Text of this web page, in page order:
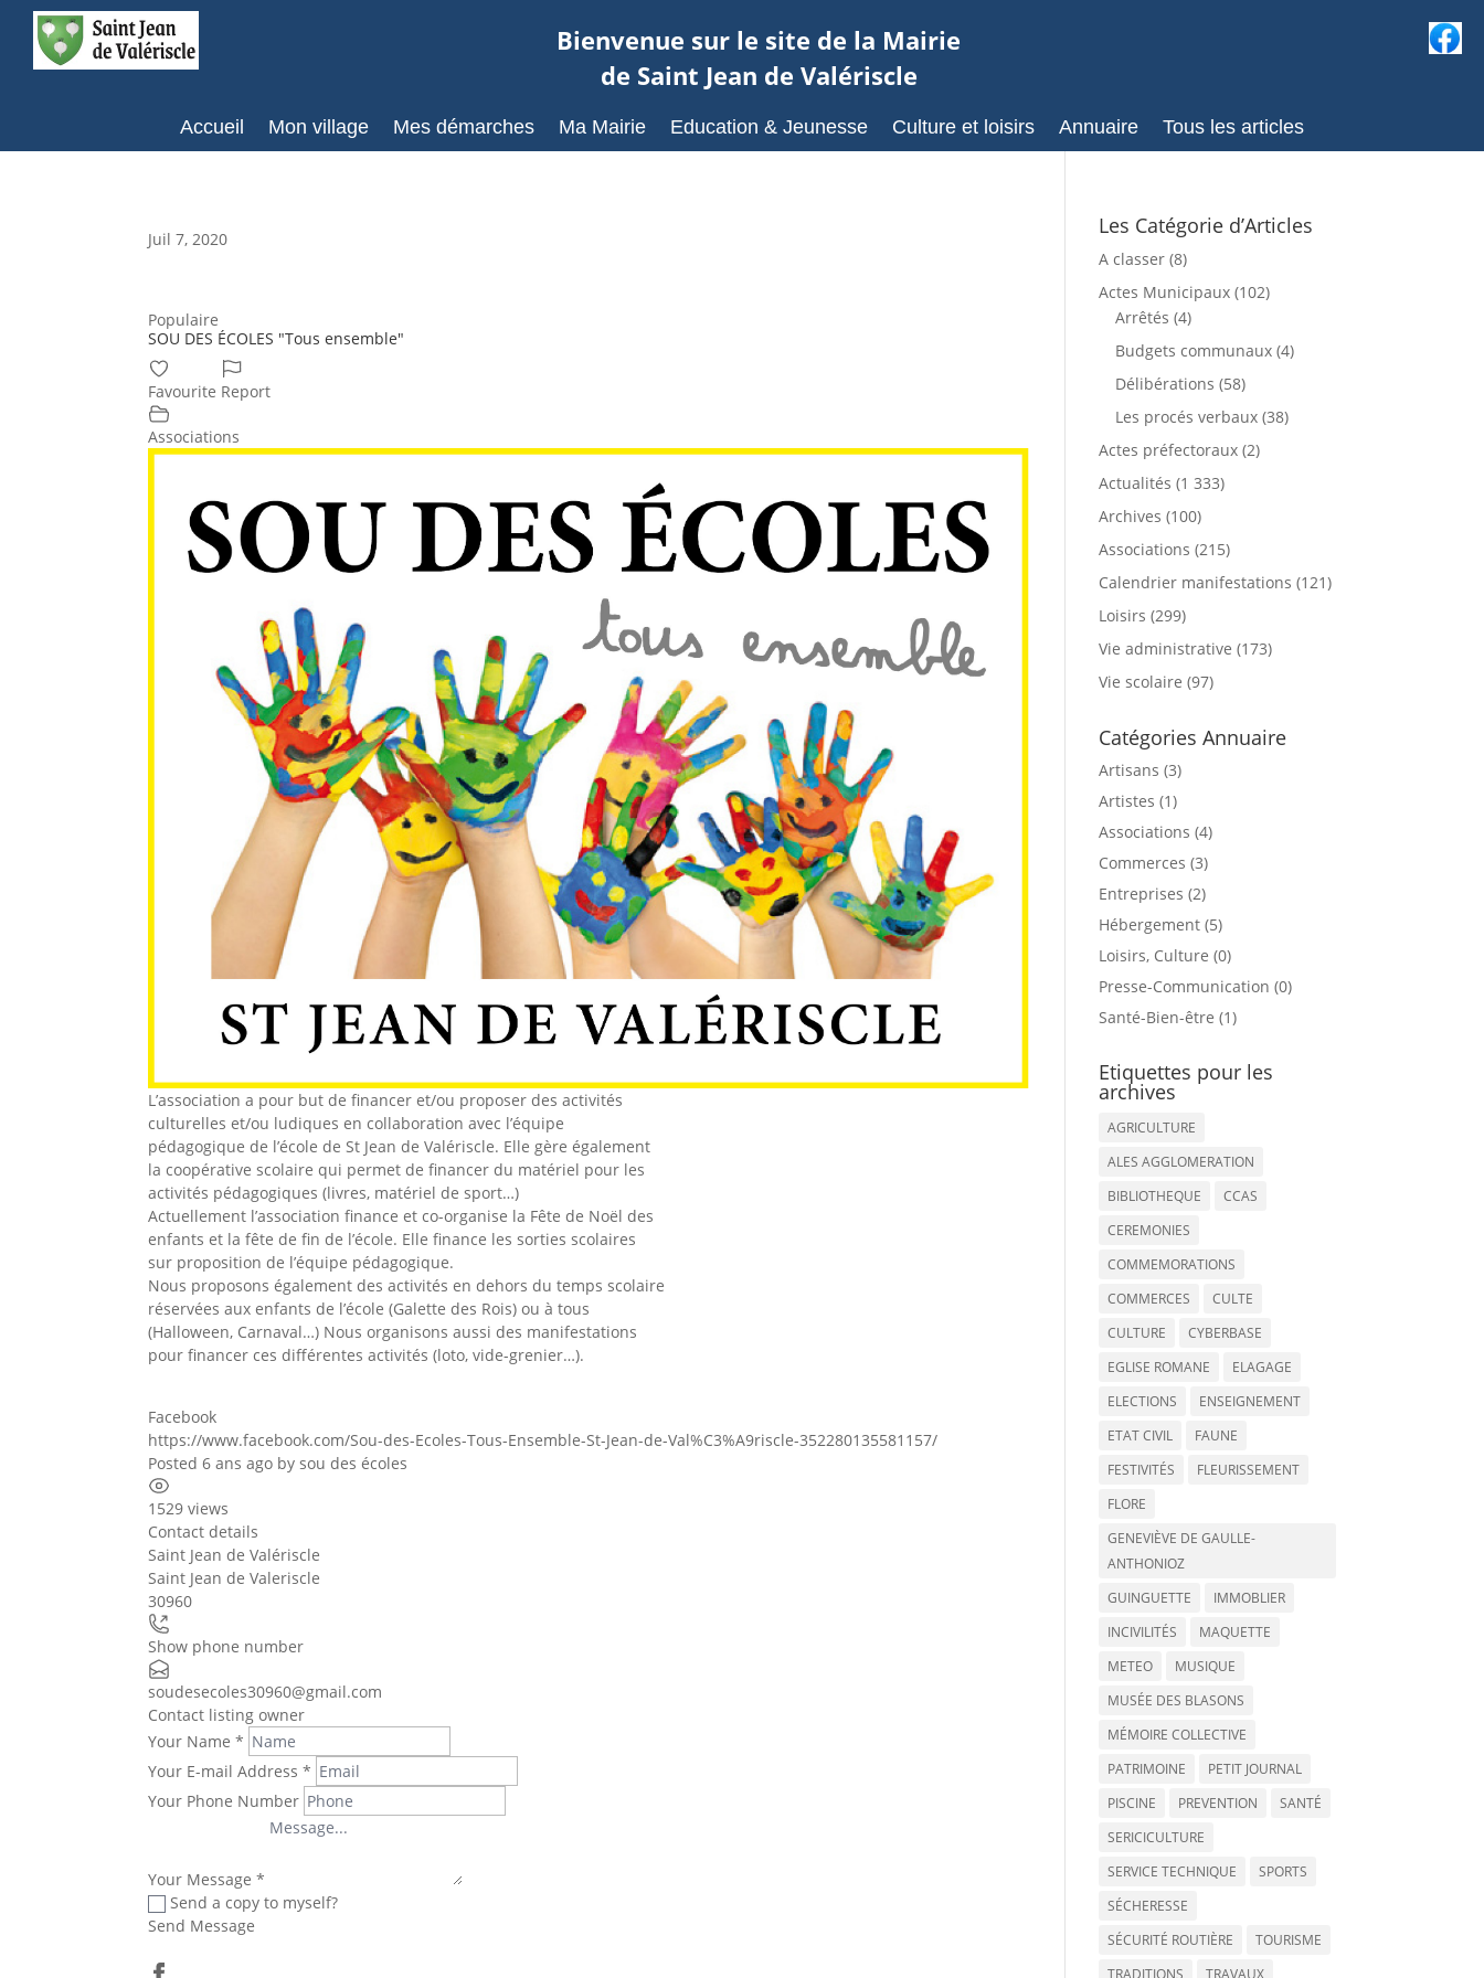
Bienvenue sur le site de la Mairie
de Saint Jean de Valériscle
Accueil Mon village Mes démarches Ma Mairie Education & Jeunesse Culture et loisirs Annuaire Tous les articles
Juil 7, 2020
Populaire
SOU DES ÉCOLES "Tous ensemble"
Favourite Report
Associations
L’association a pour but de financer et/ou proposer des activités
culturelles et/ou ludiques en collaboration avec l’équipe
pédagogique de l’école de St Jean de Valériscle. Elle gère également
la coopérative scolaire qui permet de financer du matériel pour les
activités pédagogiques (livres, matériel de sport…)
Actuellement l’association finance et co-organise la Fête de Noël des
enfants et la fête de fin de l’école. Elle finance les sorties scolaires
sur proposition de l’équipe pédagogique.
Nous proposons également des activités en dehors du temps scolaire
réservées aux enfants de l’école (Galette des Rois) ou à tous
(Halloween, Carnaval…) Nous organisons aussi des manifestations
pour financer ces différentes activités (loto, vide-grenier…).
Facebook
https://www.facebook.com/Sou-des-Ecoles-Tous-Ensemble-St-Jean-de-Val%C3%A9riscle-352280135581157/
Posted 6 ans ago bysou des écoles
1529 views
Contact details
Saint Jean de Valériscle
Saint Jean de Valeriscle
30960
Show phone number
soudesecoles30960@gmail.com
Contact listing owner
Your Name*
Your E-mail Address*
Your Phone Number
Your Message*
Send a copy to myself?
Send Message
Les Catégorie d’Articles
A classer(8)
Actes Municipaux(102)
Arrêtés (4)
Budgets communaux(4)
Délibérations (58)
Les procés verbaux(38)
Actes préfectoraux(2)
Actualités (1 333)
Archives (100)
Associations (215)
Calendrier manifestations (121)
Loisirs (299)
Vie administrative (173)
Vie scolaire (97)
Catégories Annuaire
Artisans (3)
Artistes (1)
Associations (4)
Commerces (3)
Entreprises (2)
Hébergement (5)
Loisirs, Culture (0)
Presse-Communication (0)
Santé-Bien-être (1)
Etiquettes pour les
archives
AGRICULTURE
ALES AGGLOMERATION
BIBLIOTHEQUE
CCAS
CEREMONIES
COMMEMORATIONS
COMMERCES
CULTE
CULTURE
CYBERBASE
EGLISE ROMANE
ELAGAGE
ELECTIONS
ENSEIGNEMENT
ETAT CIVIL
FAUNE
FESTIVITÉS
FLEURISSEMENT
FLORE
GENEVIÈVE DE GAULLE-
ANTHONIOZ
GUINGUETTE
IMMOBLIER
INCIVILITÉS
MAQUETTE
METEO
MUSIQUE
MUSÉE DES BLASONS
MÉMOIRE COLLECTIVE
PATRIMOINE
PETIT JOURNAL
PISCINE
PREVENTION
SANTÉ
SERICICULTURE
SERVICE TECHNIQUE
SPORTS
SÉCHERESSE
SÉCURITÉ ROUTIÈRE
TOURISME
TRADITIONS
TRAVAUX